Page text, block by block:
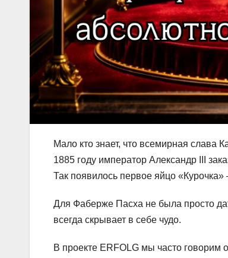
Мало кто знает, что всемирная слава
1885 году император Александр III
Так появилось первое яйцо
Для Фаберже Пасха не была просто
всегда скрывает в себе чудо.
В проекте ERFOLG мы часто